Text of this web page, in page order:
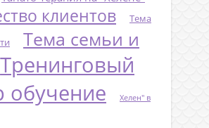
клиентов
Тема
Тема семьи и
Тренинговый
обучение
Хелен" в